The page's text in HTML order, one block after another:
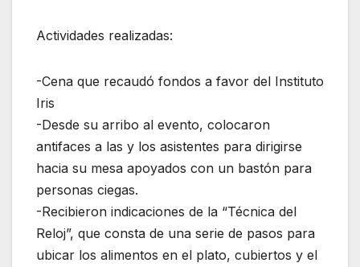
Actividades realizadas:
-Cena que recaudó fondos a favor del Instituto
Iris
-Desde su arribo al evento, colocaron
antifaces a las y los asistentes para dirigirse
hacia su mesa apoyados con un bastón para
personas ciegas.
-Recibieron indicaciones de la “Técnica del
Reloj”, que consta de una serie de pasos para
ubicar los alimentos en el plato, cubiertos y el